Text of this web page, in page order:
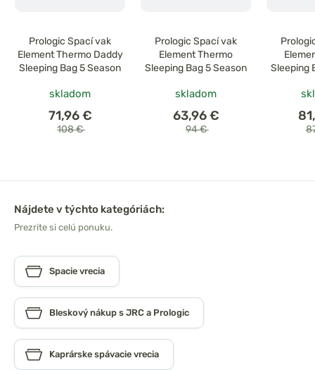
Prologic Spací vak
Element Thermo Daddy
Sleeping Bag 5 Season
skladom
71,96 €
108 €
Prologic Spací vak
Element Thermo
Sleeping Bag 5 Season
skladom
63,96 €
94 €
Sleeping
Nájdete v týchto kategóriách:
Prezrite si celú ponuku.
Spacie vrecia
Bleskový nákup s JRC a Prologic
Kaprárske spávacie vrecia